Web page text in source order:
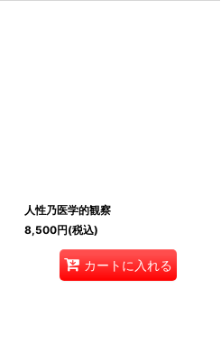
絞り込む人性乃医学的観察
8,500円(税込)
カートに入れる